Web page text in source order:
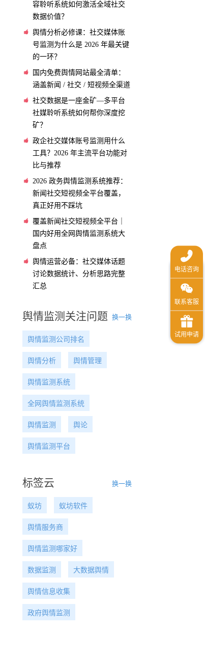
容聆听系统如何激活全域社交
数据价值？
舆情分析必修课：社交媒体账
号监测为什么是 2026 年最关键
的一环？
国内免费舆情网站最全清单：
涵盖新闻 / 社交 / 短视频全渠道
社交数据是一座金矿—多平台
社媒聆听系统如何帮你深度挖
矿？
政企社交媒体账号监测用什么
工具？2026 年主流平台功能对
比与推荐
2026 政务舆情监测系统推荐：
新闻社交短视频全平台覆盖，
真正好用不踩坑
覆盖新闻社交短视频全平台｜
国内好用全网舆情监测系统大
盘点
舆情运营必备：社交媒体话题
讨论数据统计、分析思路完整
汇总
舆情监测关注问题 换一换
舆情监测公司排名
舆情分析 舆情管理
舆情监测系统
全网舆情监测系统
舆情监测 舆论
舆情监测平台
标签云 换一换
蚁坊 蚁坊软件
舆情服务商
舆情监测哪家好
数据监测 大数据舆情
舆情信息收集
政府舆情监测